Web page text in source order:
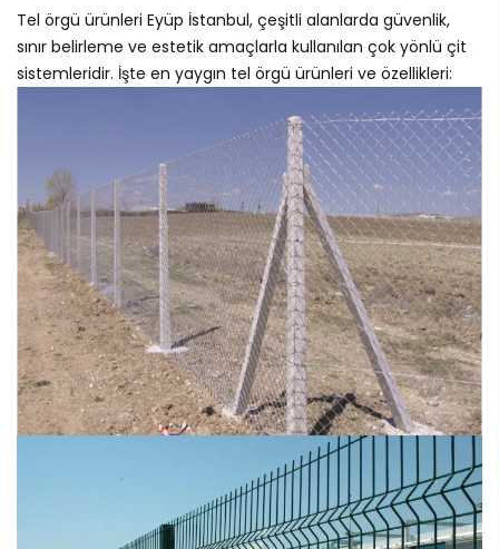
Tel örgü ürünleri Eyüp İstanbul, çeşitli alanlarda güvenlik,
sınır belirleme ve estetik amaçlarla kullanılan çok yönlü çit
sistemleridir. İşte en yaygın tel örgü ürünleri ve özellikleri: